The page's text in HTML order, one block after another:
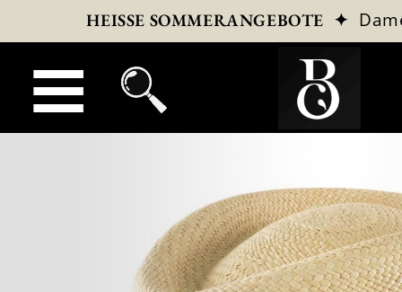
HEISSE SOMMERANGEBOTE ✦